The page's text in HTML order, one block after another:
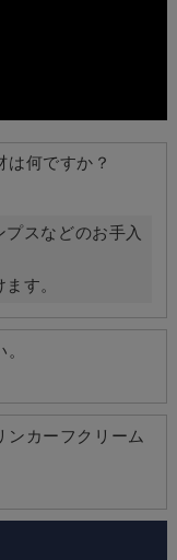
は何ですか？
スなどのお手入
す。
ンカーフクリーム